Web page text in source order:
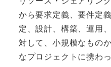
から要求定義、要件定
定、設計、構築、運用
対して、小規模なもの
なプロジェクトに携わ